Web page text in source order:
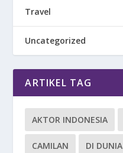
Travel
Uncategorized
ARTIKEL TAG
AKTOR INDONESIA
CAMILAN DI DUNIA